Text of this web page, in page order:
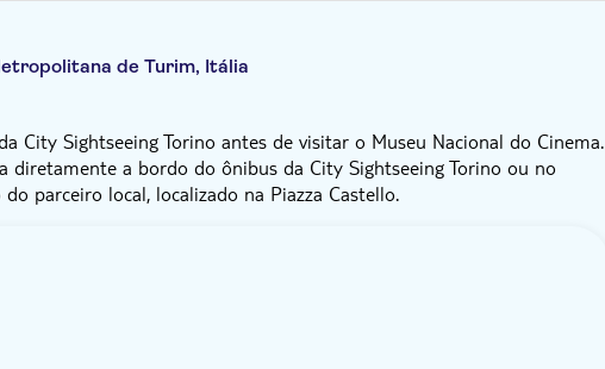
de Turim, Itália
City Sightseeing Torino antes de visitar o Museu Nacional do Cinema.
diretamente a bordo do ônibus da City Sightseeing Torino ou no
parceiro local, localizado na Piazza Castello.